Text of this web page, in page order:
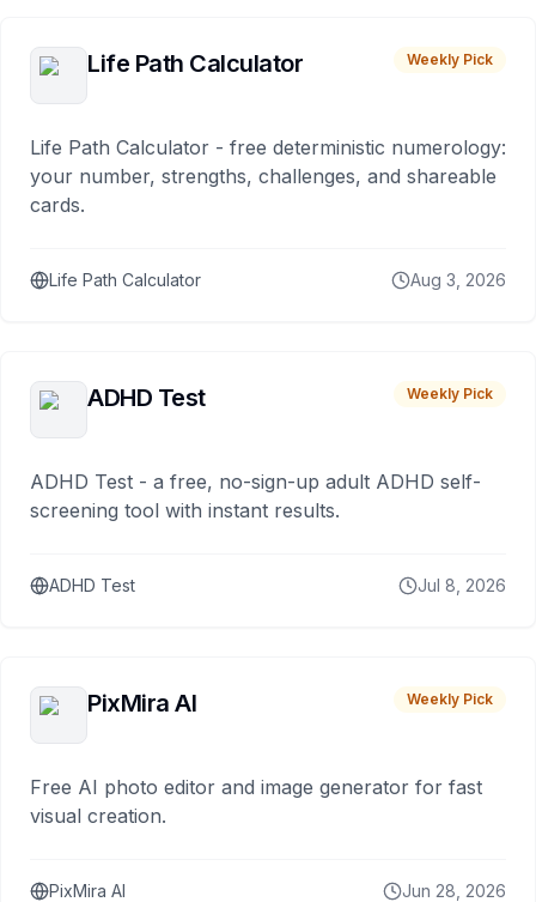
Life Path Calculator Weekly Pick
Life Path Calculator - free deterministic numerology:
your number, strengths, challenges, and shareable
cards.
Life Path Calculator Aug 3, 2026
ADHD Test Weekly Pick
ADHD Test - a free, no-sign-up adult ADHD self-
screening tool with instant results.
ADHD Test Jul 8, 2026
PixMira AI Weekly Pick
Free AI photo editor and image generator for fast
visual creation.
PixMira AI Jun 28, 2026